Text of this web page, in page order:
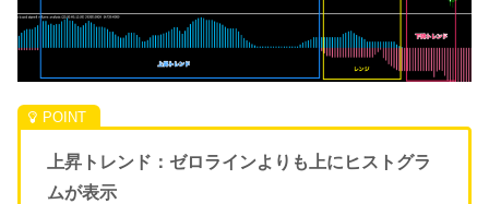
上昇トレンド：ゼロラインよりも上にヒストグラ
ムが表示